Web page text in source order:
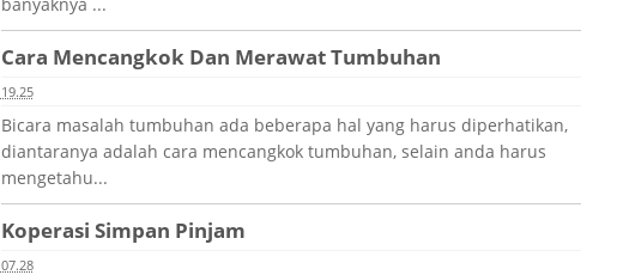
Cara Mencangkok Dan Merawat Tumbuhan
19.25
Bicara masalah tumbuhan ada beberapa hal yang harus diperhatikan,
diantaranya adalah cara mencangkok tumbuhan, selain anda harus
mengetahu...
Koperasi Simpan Pinjam
07.28